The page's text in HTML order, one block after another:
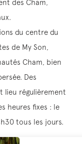
des Cham,
du centre du
de My Son,
Cham, bien
Des
lieu régulièrement
heures fixes : le
tous les jours.